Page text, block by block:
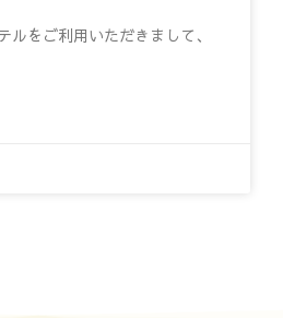
ルをご利用いただきまして、